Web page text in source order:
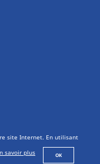
site Internet. En utilisant
savoir plus OK
SOCAFLUID